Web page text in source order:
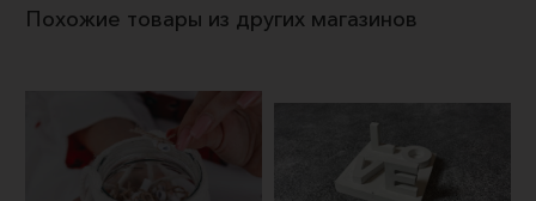
Похожие товары из других магазинов